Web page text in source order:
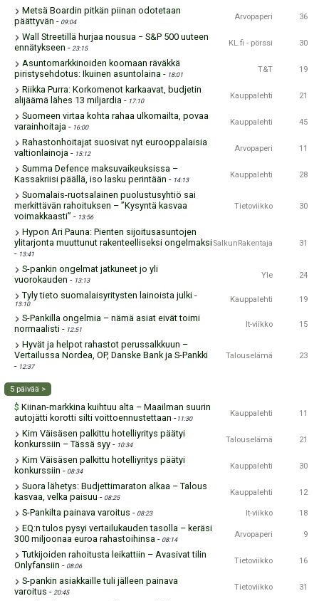
Metsä Boardin pitkän piinan odotetaan
päättyvän - 09:04
Arvopaperi 36
Wall Streetillä hurjaa nousua − S&P 500 uuteen
ennätykseen - 23:15
KL.fi - pörssi 30
Asuntomarkkinoiden koomaan räväkkä
piristysehdotus: Ikuinen asuntolaina - 18:01
T&T 19
Riikka Purra: Korkomenot karkaavat, budjetin
alijäämä lähes 13 miljardia - 17:10
Kauppalehti 21
Suomeen virtaa kohta rahaa ulkomailta, povaa
varainhoitaja - 16:00
Kauppalehti 45
Rahastonhoitajat suosivat nyt eurooppalaisia
valtionlainoja - 15:12
Arvopaperi 11
Summa Defence maksuvaikeuksissa –
Kassakriisi päällä, iso lasku perintään - 14:13
Kauppalehti 28
Suomalais-ruotsalainen puolustusyhtiö sai
merkittävän rahoituksen – ”Kysyntä kasvaa
voimakkaasti” - 13:56
Tietoviikko 30
Hypon Ari Pauna: Pienten sijoitusasuntojen
ylitarjonta muuttunut rakenteelliseksi ongelmaksi
- 13:41
SalkunRakentaja 31
S-pankin ongelmat jatkuneet jo yli
vuorokauden - 13:13
Yle 24
Tyly tieto suomalaisyritysten lainoista julki -
13:10 Kauppalehti 19
S-Pankilla ongelmia – nämä asiat eivät toimi
normaalisti - 12:51
It-viikko 15
Hyvät ja helpot rahastot perussalkkuun –
Vertailussa Nordea, OP, Danske Bank ja S-Pankki
- 12:37
Talouselämä 23
5 päivää >
$ Kiinan-markkina kuihtuu alta – Maailman suurin
autojätti korotti silti voittoennustettaan - 11:30
Kauppalehti 11
Kim Väisäsen palkittu hotelliyritys päätyi
konkurssiin – Tässä syy - 10:34
Talouselämä 21
Kim Väisäsen palkittu hotelliyritys päätyi
konkurssiin - 08:34
Kauppalehti 30
Suora lähetys: Budjettimaraton alkaa – Talous
kasvaa, velka paisuu - 08:25
Kauppalehti 12
S-Pankilta painava varoitus - 08:23 It-viikko 18
EQ:n tulos pysyi vertailukauden tasolla – keräsi
300 miljoonaa euroa rahastoihinsa - 08:14
Arvopaperi 9
Tutkijoiden rahoitusta leikattiin – Avasivat tilin
Onlyfansiin - 08:06
Tietoviikko 16
S-pankin asiakkaille tuli jälleen painava
varoitus - 20:45
Tietoviikko 31